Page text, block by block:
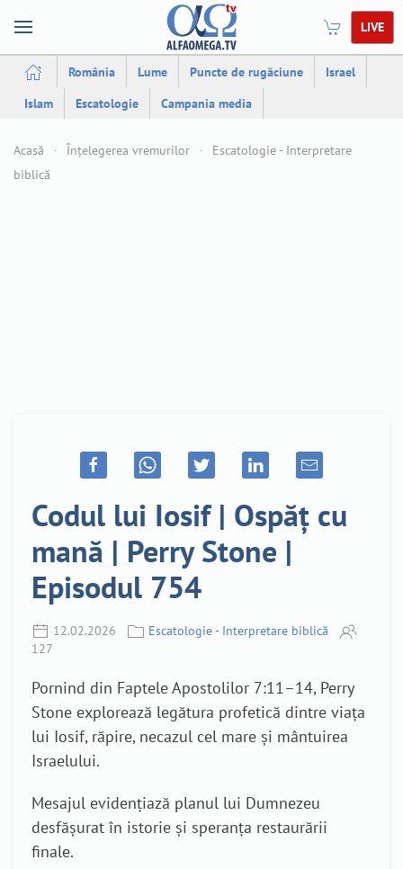
LIVE
România Lume Puncte de rugăciune
Israel
Islam
Escatologie Campania media
Acasă Înțelegerea vremurilor
Escatologie - Interpretare
biblică
Codul lui Iosif | Ospăț cu
mană | Perry Stone |
Episodul 754
12.02.2026
Escatologie - Interpretare biblică
127
Pornind din Faptele Apostolilor 7:11–14, Perry
Stone explorează legătura profetică dintre viața
lui Iosif, răpire, necazul cel mare și mântuirea
Israelului.
Mesajul evidențiază planul lui Dumnezeu
desfășurat în istorie și speranța restaurării
finale.